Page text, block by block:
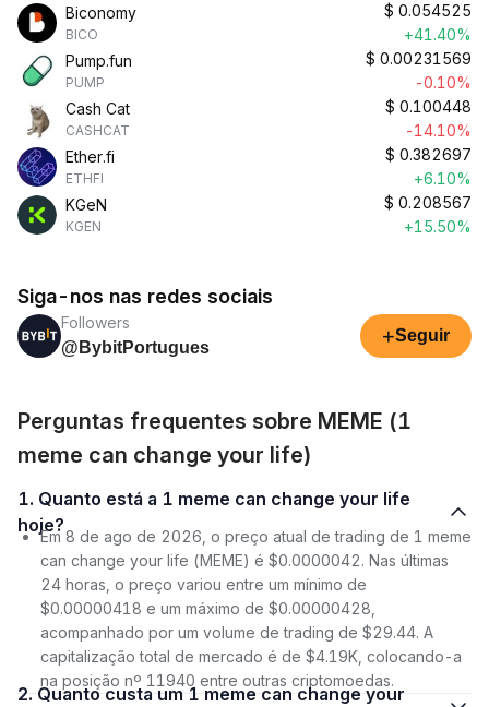
Biconomy
BICO
$ 0.054525
+41.40%
Pump.fun
PUMP
$ 0.00231569
-0.10%
Cash Cat
CASHCAT
$ 0.100448
-14.10%
Ether.fi
ETHFI
$ 0.382697
+6.10%
KGeN
KGEN
$ 0.208567
+15.50%
Siga-nos nas redes sociais
Followers
@BybitPortugues
+Seguir
Perguntas frequentes sobre MEME (1
meme can change your life)
1. Quanto está a 1 meme can change your life
hoje?
Em 8 de ago de 2026, o preço atual de trading de 1 meme
can change your life (MEME) é $0.0000042. Nas últimas
24 horas, o preço variou entre um mínimo de
$0.00000418 e um máximo de $0.00000428,
acompanhado por um volume de trading de $29.44. A
capitalização total de mercado é de $4.19K, colocando-a
na posição nº 11940 entre outras criptomoedas.
2. Quanto custa um 1 meme can change your